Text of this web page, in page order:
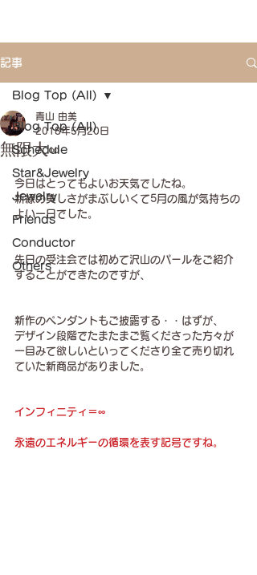
記事
Blog Top (All)
Schedule
Star&Jewelry
Jewelry
Friends
Conductor
Others
Blog Top (All)
無限大∞
青山 由美
2018年5月20日
今日はとってもよいお天気でしたね。
新緑の美しさがまぶしいくて5月の風が気持ちの
よい一日でした。
先日の受注会では初めて沢山のパールをご紹介
することができたのですが、
新作のペンダントもご披露する・・はずが、
デザイン段階でたまたまご覧くださった方々が
一目みて欲しいといってくださり全て売り切れ
ていた新商品がありました。
インフィニティ＝∞
永遠のエネルギーの循環を表す記号ですね。